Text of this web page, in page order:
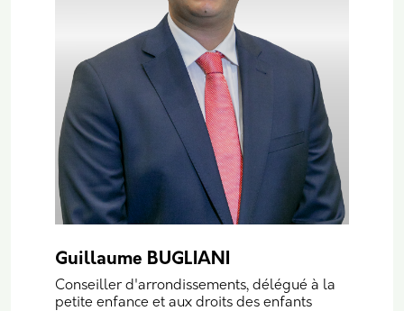
Guillaume BUGLIANI
Conseiller d'arrondissements, délégué à la
petite enfance et aux droits des enfants